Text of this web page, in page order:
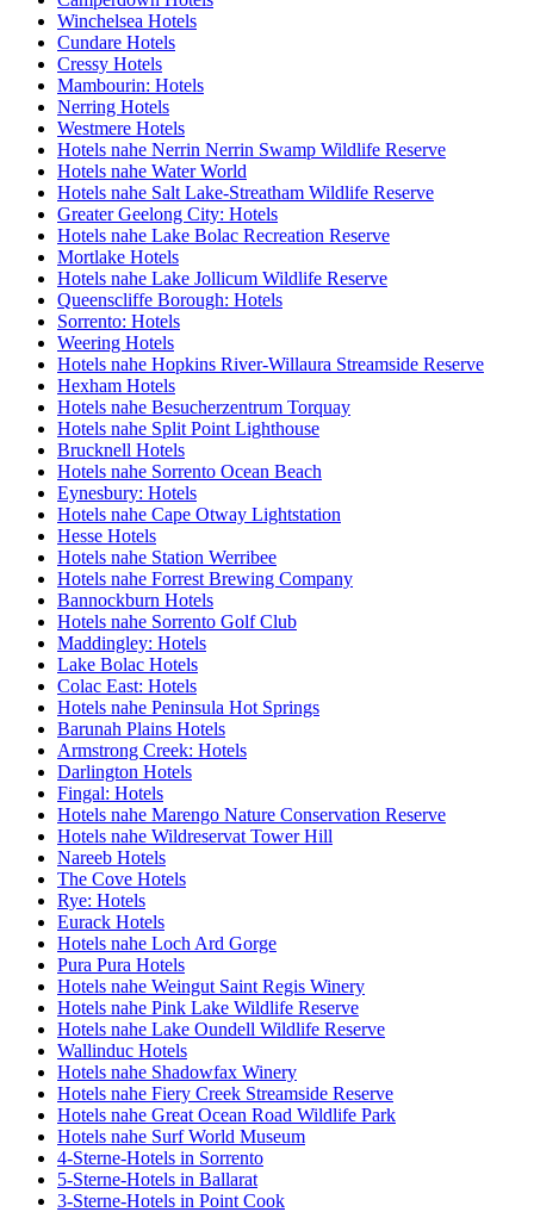
Winchelsea Hotels
Cundare Hotels
Cressy Hotels
Mambourin: Hotels
Nerring Hotels
Westmere Hotels
Hotels nahe Nerrin Nerrin Swamp Wildlife Reserve
Hotels nahe Water World
Hotels nahe Salt Lake-Streatham Wildlife Reserve
Greater Geelong City: Hotels
Hotels nahe Lake Bolac Recreation Reserve
Mortlake Hotels
Hotels nahe Lake Jollicum Wildlife Reserve
Queenscliffe Borough: Hotels
Sorrento: Hotels
Weering Hotels
Hotels nahe Hopkins River-Willaura Streamside Reserve
Hexham Hotels
Hotels nahe Besucherzentrum Torquay
Hotels nahe Split Point Lighthouse
Brucknell Hotels
Hotels nahe Sorrento Ocean Beach
Eynesbury: Hotels
Hotels nahe Cape Otway Lightstation
Hesse Hotels
Hotels nahe Station Werribee
Hotels nahe Forrest Brewing Company
Bannockburn Hotels
Hotels nahe Sorrento Golf Club
Maddingley: Hotels
Lake Bolac Hotels
Colac East: Hotels
Hotels nahe Peninsula Hot Springs
Barunah Plains Hotels
Armstrong Creek: Hotels
Darlington Hotels
Fingal: Hotels
Hotels nahe Marengo Nature Conservation Reserve
Hotels nahe Wildreservat Tower Hill
Nareeb Hotels
The Cove Hotels
Rye: Hotels
Eurack Hotels
Hotels nahe Loch Ard Gorge
Pura Pura Hotels
Hotels nahe Weingut Saint Regis Winery
Hotels nahe Pink Lake Wildlife Reserve
Hotels nahe Lake Oundell Wildlife Reserve
Wallinduc Hotels
Hotels nahe Shadowfax Winery
Hotels nahe Fiery Creek Streamside Reserve
Hotels nahe Great Ocean Road Wildlife Park
Hotels nahe Surf World Museum
4-Sterne-Hotels in Sorrento
5-Sterne-Hotels in Ballarat
3-Sterne-Hotels in Point Cook